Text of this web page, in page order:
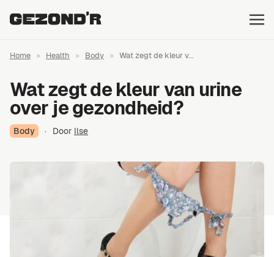
Home » Health » Body » Wat zegt de kleur v...
Wat zegt de kleur van urine
over je gezondheid?
Body · Door Ilse